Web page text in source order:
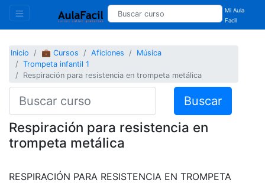
Mi Aula
Facil
Inicio 💼 Cursos Aficiones
Música
Trompeta infantil 1
Respiración para resistencia en trompeta metálica
Buscar
Respiración para resistencia en
trompeta metálica
RESPIRACIÓN PARA RESISTENCIA EN TROMPETA